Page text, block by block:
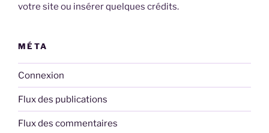
votre site ou insérer quelques crédits.
MÉTA
Connexion
Flux des publications
Flux des commentaires